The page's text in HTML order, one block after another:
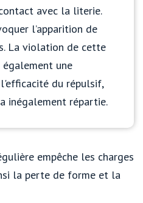
avec la literie.
l’apparition de
La violation de cette
une
du répulsif,
inégalement répartie.
empêche les charges
la perte de forme et la